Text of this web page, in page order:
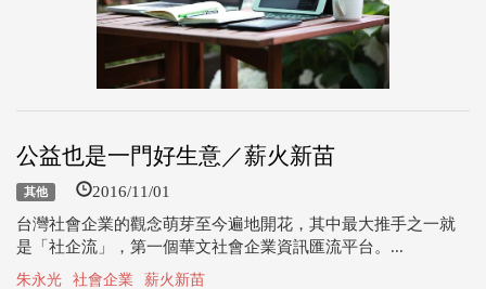
公益也是一門好生意／薪火新苗
其他 2016/11/01
台灣社會企業的觀念萌芽至今遍地開花，其中最大推手之一就
是「社企流」，第一個華文社會企業資訊匯流平台。...
朱永光 社會企業 薪火新苗